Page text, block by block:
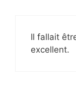
Il fallait
excellent.